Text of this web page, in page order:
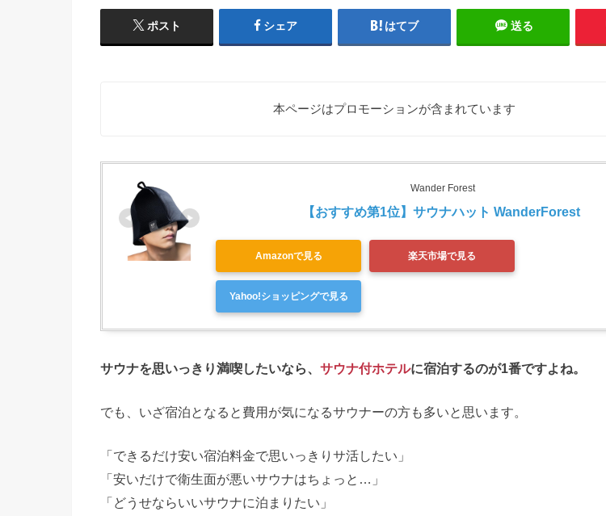
ポスト シェア はてブ 送る
本ページはプロモーションが含まれています
Wander Forest
【おすすめ第1位】サウナハット WanderForest
Amazonで見る 楽天市場で見る
Yahoo!ショッピングで見る
サウナを思いっきり満喫したいなら、 サウナ付ホテルに宿泊するのが1番ですよね。
でも、いざ宿泊となると費用が気になるサウナーの方も多いと思います。
「できるだけ安い宿泊料金で思いっきりサ活したい」
「安いだけで衛生面が悪いサウナはちょっと…」
「どうせならいいサウナに泊まりたい」